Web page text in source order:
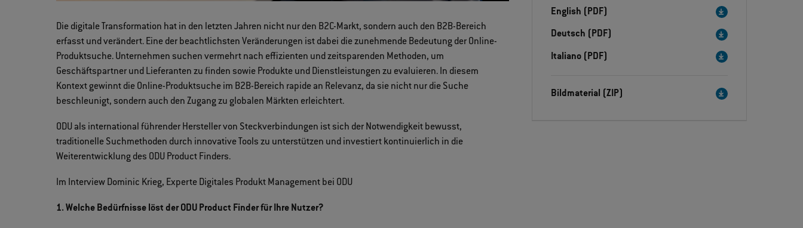
Die digitale Transformation hat in den letzten Jahren nicht nur den B2C-Markt, sondern auch den B2B-Bereich
erfasst und verändert. Eine der beachtlichsten Veränderungen ist dabei die zunehmende Bedeutung der Online-
Produktsuche. Unternehmen suchen vermehrt nach effizienten und zeitsparenden Methoden, um
Geschäftspartner und Lieferanten zu finden sowie Produkte und Dienstleistungen zu evaluieren. In diesem
Kontext gewinnt die Online-Produktsuche im B2B-Bereich rapide an Relevanz, da sie nicht nur die Suche
beschleunigt, sondern auch den Zugang zu globalen Märkten erleichtert.
ODU als international führender Hersteller von Steckverbindungen ist sich der Notwendigkeit bewusst,
traditionelle Suchmethoden durch innovative Tools zu unterstützen und investiert kontinuierlich in die
Weiterentwicklung des ODU Product Finders.
Im Interview Dominic Krieg, Experte Digitales Produkt Management bei ODU
1. Welche Bedürfnisse löst der ODU Product Finder für Ihre Nutzer?
English (PDF)
Deutsch (PDF)
Italiano (PDF)
Bildmaterial (ZIP)